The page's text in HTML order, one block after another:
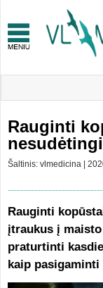
Rauginti
Šaltinis: vlmedicina |
Rauginti
įtraukus į
praturtinti
kaip